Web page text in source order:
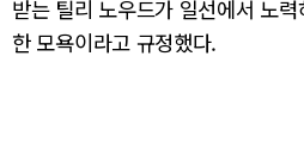
받는 틸리 노우드가 일선에서 노
한 모욕이라고 규정했다.